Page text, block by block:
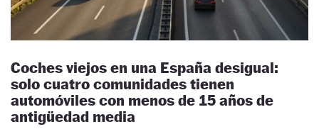
Coches viejos en una España desigual:
solo cuatro comunidades tienen
automóviles con menos de 15 años de
antigüedad media